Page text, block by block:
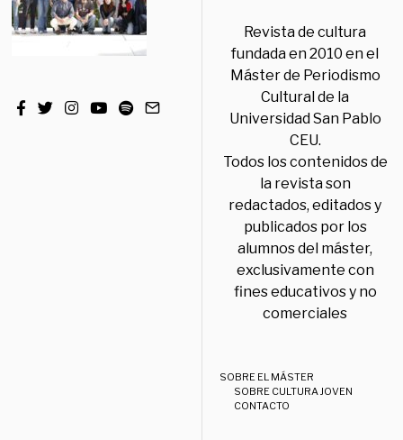
Revista de cultura
fundada en 2010 en el
Máster de Periodismo
Cultural de la
Universidad San Pablo
CEU.
Todos los contenidos de
la revista son
redactados, editados y
publicados por los
alumnos del máster,
exclusivamente con
fines educativos y no
comerciales
SOBRE EL MÁSTER
SOBRE CULTURA JOVEN
CONTACTO